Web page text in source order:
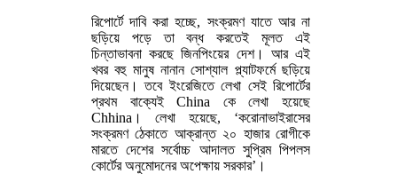
রিপোর্টে দাবি করা হচ্ছে, সংক্রমণ যাতে আর না
ছড়িয়ে পড়ে তা বন্ধ করতেই মূলত এই
চিন্তাভাবনা করছে জিনপিংয়ের দেশ। আর এই
খবর বহু মানুষ নানান সোশ্যাল প্ল্যাটফর্মে ছড়িয়ে
দিয়েছেন। তবে ইংরেজিতে লেখা সেই রিপোর্টের
প্রথম বাক্যেই China কে লেখা হয়েছে
Chhina। লেখা হয়েছে, ‘করোনাভাইরাসের
সংক্রমণ ঠেকাতে আক্রান্ত ২০ হাজার রোগীকে
মারতে দেশের সর্বোচ্চ আদালত সুপ্রিম পিপলস
কোর্টের অনুমোদনের অপেক্ষায় সরকার’।